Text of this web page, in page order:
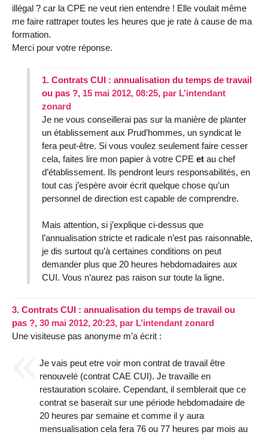
illégal ? car la CPE ne veut rien entendre ! Elle voulait même
me faire rattraper toutes les heures que je rate à cause de ma
formation.
Merci pour votre réponse.
1. Contrats CUI : annualisation du temps de travail
ou pas ?, 15 mai 2012, 08:25, par L’intendant
zonard
Je ne vous conseillerai pas sur la manière de planter
un établissement aux Prud’hommes, un syndicat le
fera peut-être. Si vous voulez seulement faire cesser
cela, faites lire mon papier à votre CPE et au chef
d’établissement. Ils pendront leurs responsabilités, en
tout cas j’espère avoir écrit quelque chose qu’un
personnel de direction est capable de comprendre.
Mais attention, si j’explique ci-dessus que
l’annualisation stricte et radicale n’est pas raisonnable,
je dis surtout qu’à certaines conditions on peut
demander plus que 20 heures hebdomadaires aux
CUI. Vous n’aurez pas raison sur toute la ligne.
3. Contrats CUI : annualisation du temps de travail ou
pas ?, 30 mai 2012, 20:23, par L’intendant zonard
Une visiteuse pas anonyme m’a écrit :
Je vais peut etre voir mon contrat de travail être
renouvelé (contrat CAE CUI). Je travaille en
restauration scolaire. Cependant, il semblerait que ce
contrat se baserait sur une période hebdomadaire de
20 heures par semaine et comme il y aura
mensualisation cela fera 76 ou 77 heures par mois au